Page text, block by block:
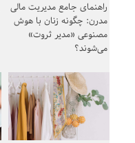
راهنمای جامع مدیریت مالی
مدرن: چگونه زنان با هوش
مصنوعی «مدیر ثروت»
می‌شوند؟